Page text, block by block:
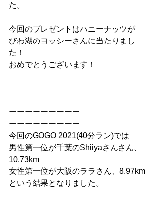
た。
今回のプレゼントはハニーナッツが
びわ湖のヨッシーさんに当たりまし
た！
おめでとうございます！
ーーーーーーーーー
ーーーーーーーーー
今回のGOGO 2021(40分ラン)では
男性第一位が千葉のShiiyaさんさん、
10.73km
女性第一位が大阪のララさん、8.97km
という結果となりました。